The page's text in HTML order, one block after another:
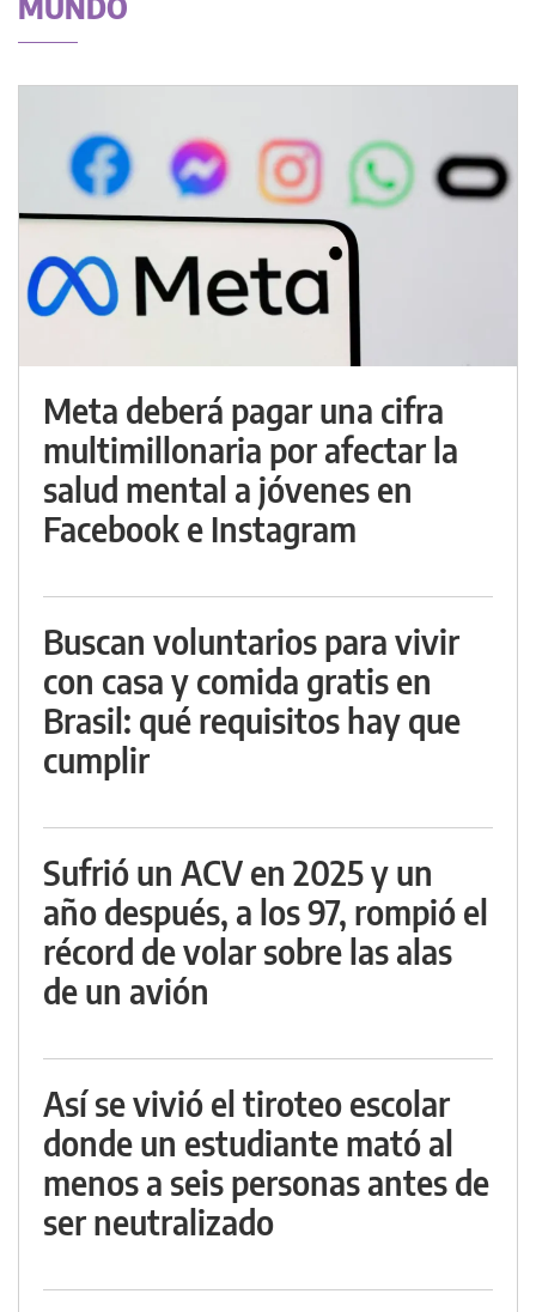
MUNDO
Meta deberá pagar una cifra
multimillonaria por afectar la
salud mental a jóvenes en
Facebook e Instagram
Buscan voluntarios para vivir
con casa y comida gratis en
Brasil: qué requisitos hay que
cumplir
Sufrió un ACV en 2025 y un
año después, a los 97, rompió el
récord de volar sobre las alas
de un avión
Así se vivió el tiroteo escolar
donde un estudiante mató al
menos a seis personas antes de
ser neutralizado